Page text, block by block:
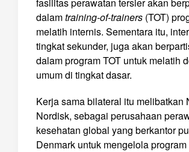
dalamtraining-of-trainers (TOT)
melatih internis. Sementara itu,
tingkat sekunder, juga akan
dalam program TOT untuk melatih
umum di tingkat dasar.
Kerja sama bilateral itu melibatkan
Nordisk, sebagai perusahaan
kesehatan global yang berkantor
Denmark untuk mengelola program